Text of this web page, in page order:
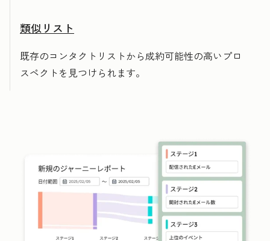
類似リスト
既存のコンタクトリストから成約可能性の高いプロ
スペクトを見つけられます。